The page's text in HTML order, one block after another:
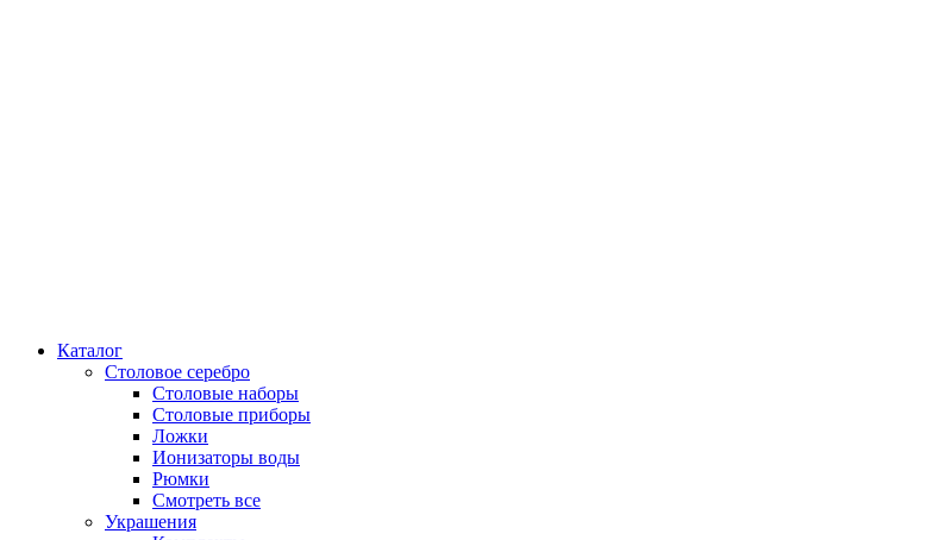
Каталог
Столовое серебро
Столовые наборы
Столовые приборы
Ложки
Ионизаторы воды
Рюмки
Смотреть все
Украшения